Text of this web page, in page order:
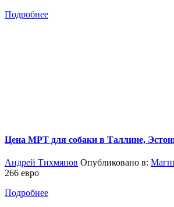
Подробнее
Цена МРТ для собаки в Таллине,
Андрей Тихмянов Опубликовано в:
266 евро
Подробнее